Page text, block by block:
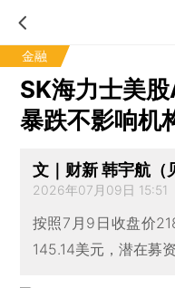
金融
SK海力士美
暴跌不影响机
文｜财新 韩宇航（
2026年07月09日 15:51
按照7月9日收盘价
145.14美元，潜在募